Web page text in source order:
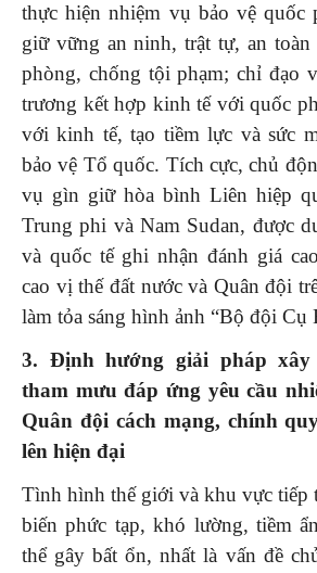
thực hiện nhiệm vụ bảo vệ quốc
giữ vững an ninh, trật tự, an toàn
phòng, chống tội phạm; chỉ đạo
trương kết hợp kinh tế với quốc
với kinh tế, tạo tiềm lực và sức
bảo vệ Tổ quốc. Tích cực, chủ
vụ gìn giữ hòa bình Liên hiệp
Trung phi và Nam Sudan, được
và quốc tế ghi nhận đánh giá
cao vị thế đất nước và Quân đội
làm tỏa sáng hình ảnh “Bộ đội
3. Định hướng giải pháp xây
tham mưu đáp ứng yêu cầu
Quân đội cách mạng, chính
lên hiện đại
Tình hình thế giới và khu vực tiếp
biến phức tạp, khó lường, tiềm
thể gây bất ổn, nhất là vấn đề